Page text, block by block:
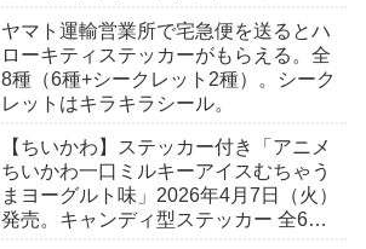
ヤマト運輸営業所で宅急便を送るとハ
ローキティステッカーがもらえる。全
8種（6種+シークレット2種）。シーク
レットはキラキラシール。
【ちいかわ】ステッカー付き「アニメ
ちいかわ一口ミルキーアイスむちゃう
まヨーグルト味」2026年4月7日（火）
発売。キャンディ型ステッカー 全6